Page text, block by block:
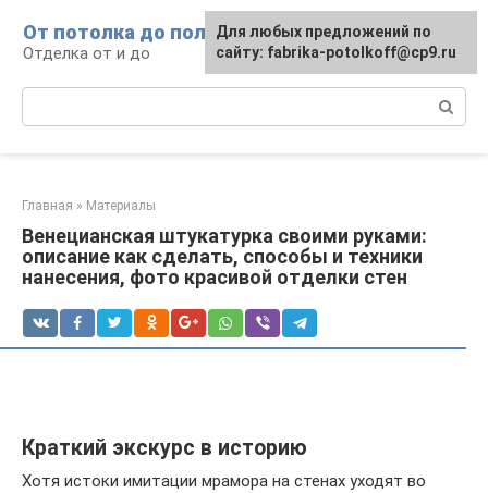
контенту
От потолка до пола
Отделка от и до
Главная » Материалы
Венецианская штукатурка своими руками:
описание как сделать, способы и техники
нанесения, фото красивой отделки стен
Краткий экскурс в историю
Хотя истоки имитации мрамора на стенах уходят во
Для любых предложений по
сайту: fabrika-potolkoff@cp9.ru